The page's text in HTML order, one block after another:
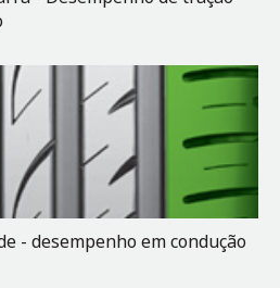
- desempenho em condução